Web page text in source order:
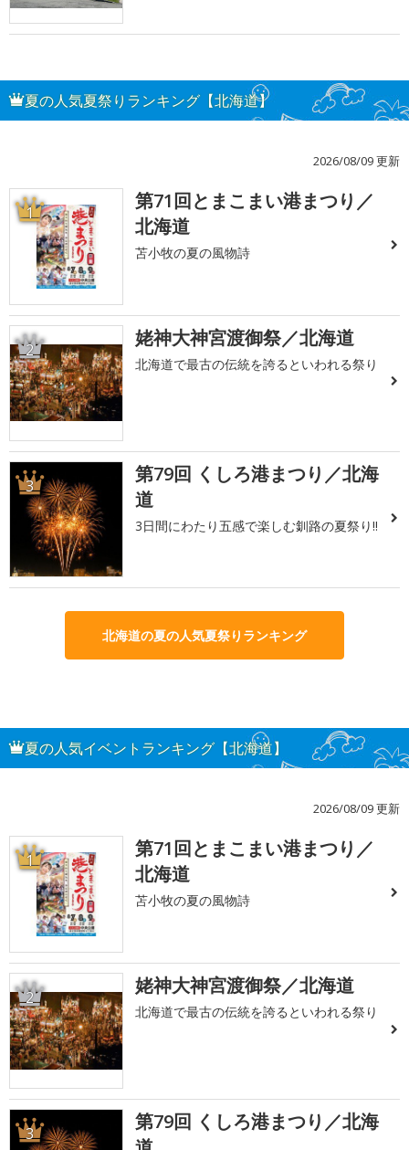
夏の人気夏祭りランキング【北海道】
2026/08/09 更新
1
第71回とまこまい港まつり／
北海道
苫小牧の夏の風物詩
2 姥神大神宮渡御祭／北海道
北海道で最古の伝統を誇るといわれる祭り
3
第79回 くしろ港まつり／北海
道
3日間にわたり五感で楽しむ釧路の夏祭り!!
北海道の夏の人気夏祭りランキング
夏の人気イベントランキング【北海道】
2026/08/09 更新
1
第71回とまこまい港まつり／
北海道
苫小牧の夏の風物詩
2 姥神大神宮渡御祭／北海道
北海道で最古の伝統を誇るといわれる祭り
3
第79回 くしろ港まつり／北海